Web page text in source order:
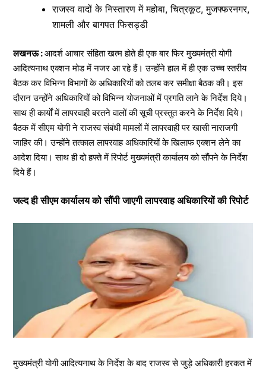
राजस्व वादों के निस्तारण में महोबा, चित्रकूट, मुजफ्फरनगर,
शामली और बागपत फिसड्डी
लखनऊ :आदर्श आचार संहिता खत्म होते ही एक बार फिर मुख्यमंत्री योगी
आदित्यनाथ एक्शन मोड में नजर आ रहे हैं। उन्होंने हाल में ही एक उच्च स्तरीय
बैठक कर विभिन्न विभागों के अधिकारियों को तलब कर समीक्षा बैठक की। इस
दौरान उन्होंने अधिकारियों को विभिन्न योजनाओं में प्रगति लाने के निर्देश दिये।
साथ ही कार्यों में लापरवाही बरतने वालों की सूची प्रस्तुत करने के निर्देश दिये।
बैठक में सीएम योगी ने राजस्व संबंधी मामलों में लापरवाही पर खासी नाराजगी
जाहिर की। उन्होंने तत्काल लापरवाह अधिकारियों के खिलाफ एक्शन लेने का
आदेश दिया। साथ ही दो हफ्ते में रिपोर्ट मुख्यमंत्री कार्यालय को सौंपने के निर्देश
दिये हैं।
जल्द ही सीएम कार्यालय को सौंपी जाएगी लापरवाह अधिकारियों की रिपोर्ट
मुख्यमंत्री योगी आदित्यनाथ के निर्देश के बाद राजस्व से जुड़े अधिकारी हरकत में